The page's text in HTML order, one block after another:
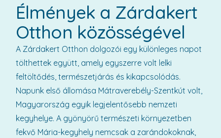
Élmények a Zárdakert
Otthon közösségével
A Zárdakert Otthon dolgozói egy különleges napot
tölthettek együtt, amely egyszerre volt lelki
feltöltődés, természetjárás és kikapcsolódás.
Napunk első állomása Mátraverebély-Szentkút volt,
Magyarország egyik legjelentősebb nemzeti
kegyhelye. A gyönyörű természeti környezetben
fekvő Mária-kegyhely nemcsak a zarándokoknak,